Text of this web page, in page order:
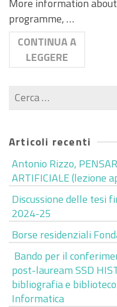
More information
programme, …
CONTINUA A
LEGGERE
Cerca
per:
Articoli recenti
Antonio Rizzo,
ARTIFICIALE (lezione
Discussione delle tesi
2024-25
Borse residenziali
Bando per il
post-lauream SSD
bibliografia e
Informatica